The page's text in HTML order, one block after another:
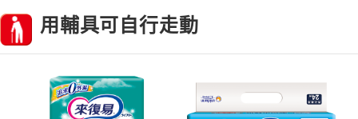
用輔具可自行走動